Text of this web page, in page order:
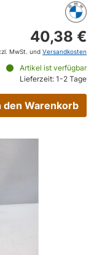
40,38 €
MwSt. und Versandkosten
Artikel ist verfügbar
Lieferzeit: 1-2 Tage
den Warenkorb